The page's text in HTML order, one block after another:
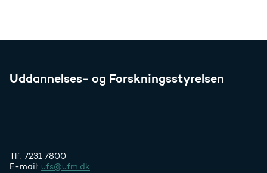
Uddannelses- og Forskningsstyrelsen
Tlf. 7231 7800
E-mail: ufs@ufm.dk